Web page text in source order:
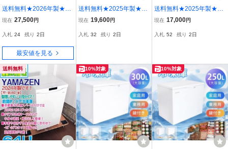
送料無料★2026年製★新
品未使用★アイリスオー
ス」狭い所でも設置でき
る！スリム冷凍庫【KUS
N-S12D-W】GV4Y
現在 27,500円
入札 24 残り 2日
最安値を見る
送料無料★2025年製★新
品未使用 ★IRIS OHYAMA
載！スリムタイプ！1ドア
現在 19,600円
入札 32 残り 2日
送料無料★2025年製★極
上超美品 中古★TOSHIB
存!設置もコンパクトな大
現在 17,000円
入札 52 残り 2日
送料無料 10%対象 10%対象